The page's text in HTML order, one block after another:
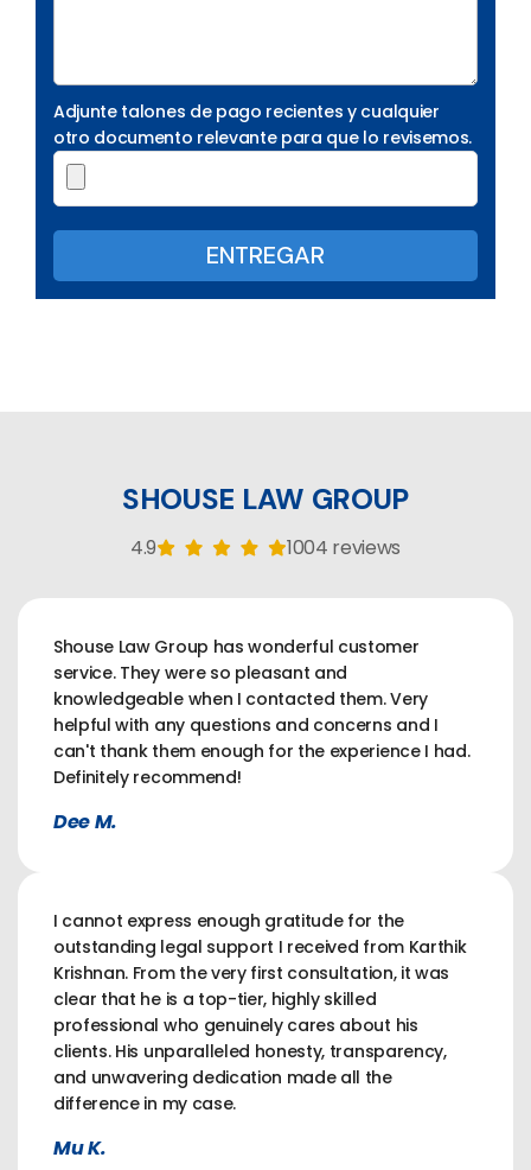
Adjunte talones de pago recientes y cualquier
otro documento relevante para que lo revisemos.
SHOUSE LAW GROUP
4.9 1004 reviews
Shouse Law Group has wonderful customer
service. They were so pleasant and
knowledgeable when I contacted them. Very
helpful with any questions and concerns and I
can't thank them enough for the experience I had.
Definitely recommend!
Dee M.
I cannot express enough gratitude for the
outstanding legal support I received from Karthik
Krishnan. From the very first consultation, it was
clear that he is a top-tier, highly skilled
professional who genuinely cares about his
clients. His unparalleled honesty, transparency,
and unwavering dedication made all the
difference in my case.
Mu K.